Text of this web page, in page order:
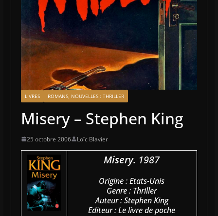
LIVRES ROMANS, NOUVELLES : THRILLER
Misery – Stephen King
25 octobre 2006 Loïc Blavier
Misery. 1987
Origine : Etats-Unis
Genre : Thriller
Auteur : Stephen King
Editeur : Le livre de poche